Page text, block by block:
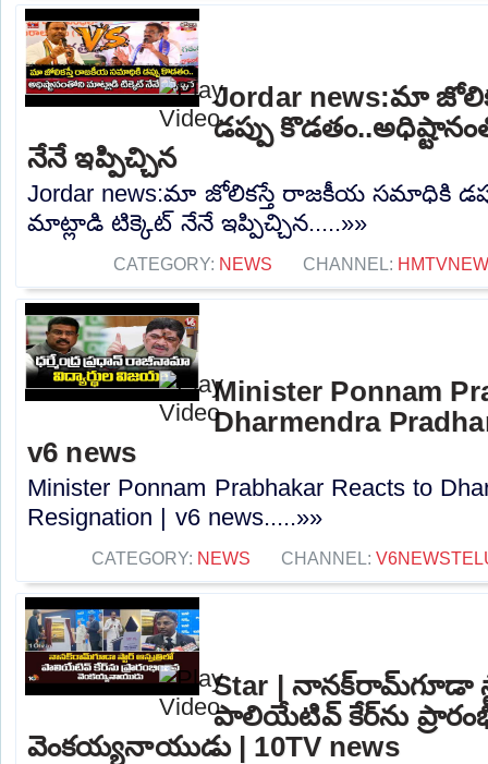
Jordar news:మా
డప్పు
నేనే ఇప్పిచ్చిన
Jordar news:మా జోలికస్తే రాజకీయ సమాధికి
మాట్లాడి టిక్కెట్ నేనే ఇప్పిచ్చిన.....»»
CATEGORY: NEWS CHANNEL:
Minister Ponnam
Dharmendra
v6 news
Minister Ponnam Prabhakar Reacts to
Resignation | v6 news.....»»
CATEGORY: NEWS CHANNEL:
Star | నానక్‌రామ్‌గూడా
పాలియేటివ్ కేర్‌ను
వెంకయ్యనాయుడు | 10TV news